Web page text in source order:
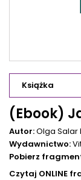
Książka
(Ebook)
Autor:Olga Salar
Wydawnictwo:
Pobierz
Czytaj ONLINE